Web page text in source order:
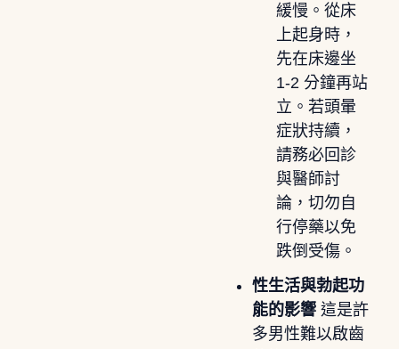
緩慢。從床
上起身時，
先在床邊坐
1-2 分鐘再站
立。若頭暈
症狀持續，
請務必回診
與醫師討
論，切勿自
行停藥以免
跌倒受傷。
性生活與勃起功
能的影響這是許
多男性難以啟齒